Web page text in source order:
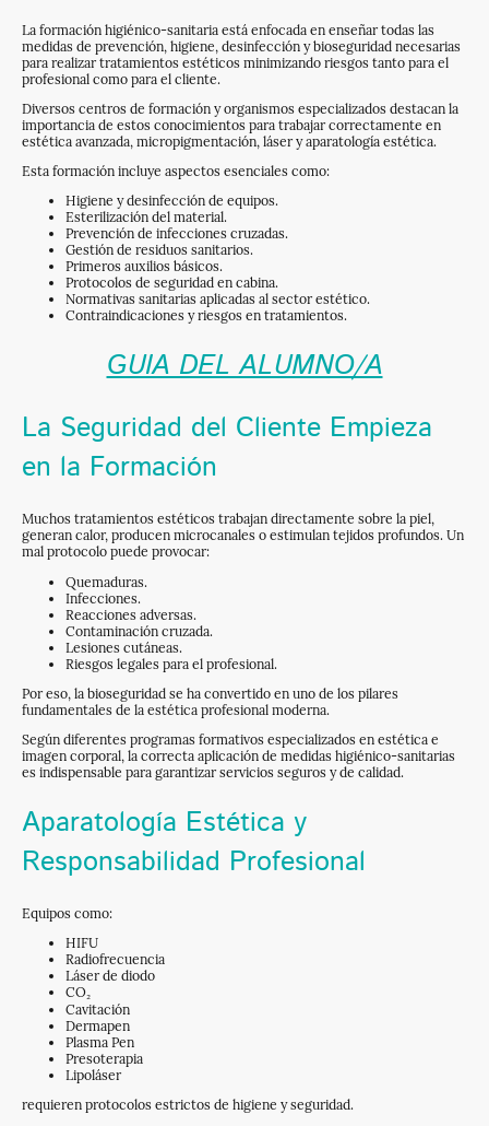
La formación higiénico-sanitaria está enfocada en enseñar todas las
medidas de prevención, higiene, desinfección y bioseguridad necesarias
para realizar tratamientos estéticos minimizando riesgos tanto para el
profesional como para el cliente.
Diversos centros de formación y organismos especializados destacan la
importancia de estos conocimientos para trabajar correctamente en
estética avanzada, micropigmentación, láser y aparatología estética.
Esta formación incluye aspectos esenciales como:
Higiene y desinfección de equipos.
Esterilización del material.
Prevención de infecciones cruzadas.
Gestión de residuos sanitarios.
Primeros auxilios básicos.
Protocolos de seguridad en cabina.
Normativas sanitarias aplicadas al sector estético.
Contraindicaciones y riesgos en tratamientos.
GUIA DEL ALUMNO/A
La Seguridad del Cliente Empieza
en la Formación
Muchos tratamientos estéticos trabajan directamente sobre la piel,
generan calor, producen microcanales o estimulan tejidos profundos. Un
mal protocolo puede provocar:
Quemaduras.
Infecciones.
Reacciones adversas.
Contaminación cruzada.
Lesiones cutáneas.
Riesgos legales para el profesional.
Por eso, la bioseguridad se ha convertido en uno de los pilares
fundamentales de la estética profesional moderna.
Según diferentes programas formativos especializados en estética e
imagen corporal, la correcta aplicación de medidas higiénico-sanitarias
es indispensable para garantizar servicios seguros y de calidad.
Aparatología Estética y
Responsabilidad Profesional
Equipos como:
HIFU
Radiofrecuencia
Láser de diodo
CO₂
Cavitación
Dermapen
Plasma Pen
Presoterapia
Lipoláser
requieren protocolos estrictos de higiene y seguridad.